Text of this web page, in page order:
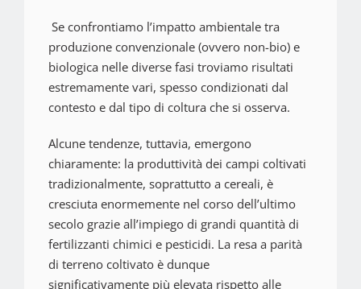
Se confrontiamo l’impatto ambientale tra
produzione convenzionale (ovvero non-bio) e
biologica nelle diverse fasi troviamo risultati
estremamente vari, spesso condizionati dal
contesto e dal tipo di coltura che si osserva.
Alcune tendenze, tuttavia, emergono
chiaramente: la produttività dei campi coltivati
tradizionalmente, soprattutto a cereali, è
cresciuta enormemente nel corso dell’ultimo
secolo grazie all’impiego di grandi quantità di
fertilizzanti chimici e pesticidi. La resa a parità
di terreno coltivato è dunque
significativamente più elevata rispetto alle